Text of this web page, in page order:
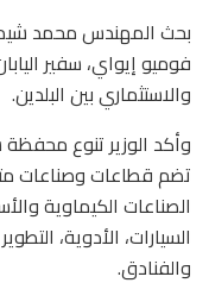
بحث المهندس محمد
فوميو إيواي، سفير
والاستثماري بين البلدين.
وأكد الوزير تنوع
تضم قطاعات وصناعات
الصناعات الكيماوية
السيارات، الأدوية،
والفنادق.